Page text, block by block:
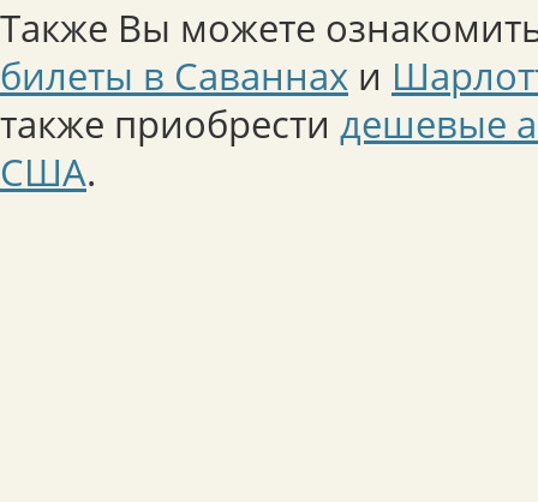
Также Вы можете
билеты в Саваннах и
также приобрести дешевые
США.